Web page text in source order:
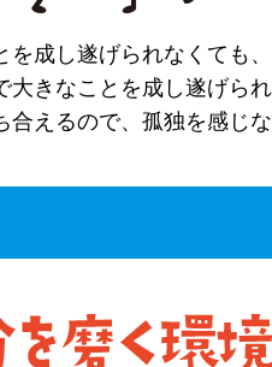
を成し遂げられなくても
大きなことを成し遂げら
えるので、孤独を感じな